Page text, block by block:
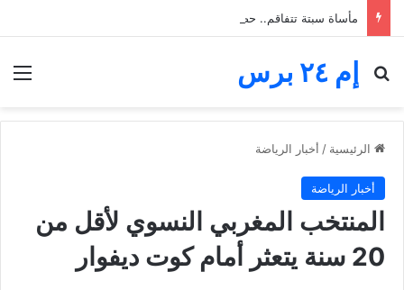
مأساة سبتة تتفاقم.. حصيلة محاولة العبور ترتفع إلى 82 قتيلاً
إم ٢٤ برس
بحث عن
الرئيسية / أخبار الرياضة
أخبار الرياضة
المنتخب المغربي النسوي لأقل من
20 سنة يتعثر أمام كوت ديفوار